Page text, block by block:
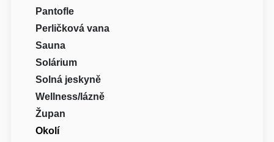
Pantofle
Perličková vana
Sauna
Solárium
Solná jeskyně
Wellness/lázně
Župan
Okolí